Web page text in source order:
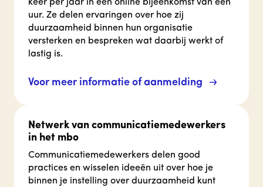
keer per jaar in een online bijeenkomst van een
uur. Ze delen ervaringen over hoe zij
duurzaamheid binnen hun organisatie
versterken en bespreken wat daarbij werkt of
lastig is.
Voor meer informatie of aanmelding
Netwerk van communicatiemedewerkers
in het mbo
Communicatiemedewerkers delen good
practices en wisselen ideeën uit over hoe je
binnen je instelling over duurzaamheid kunt